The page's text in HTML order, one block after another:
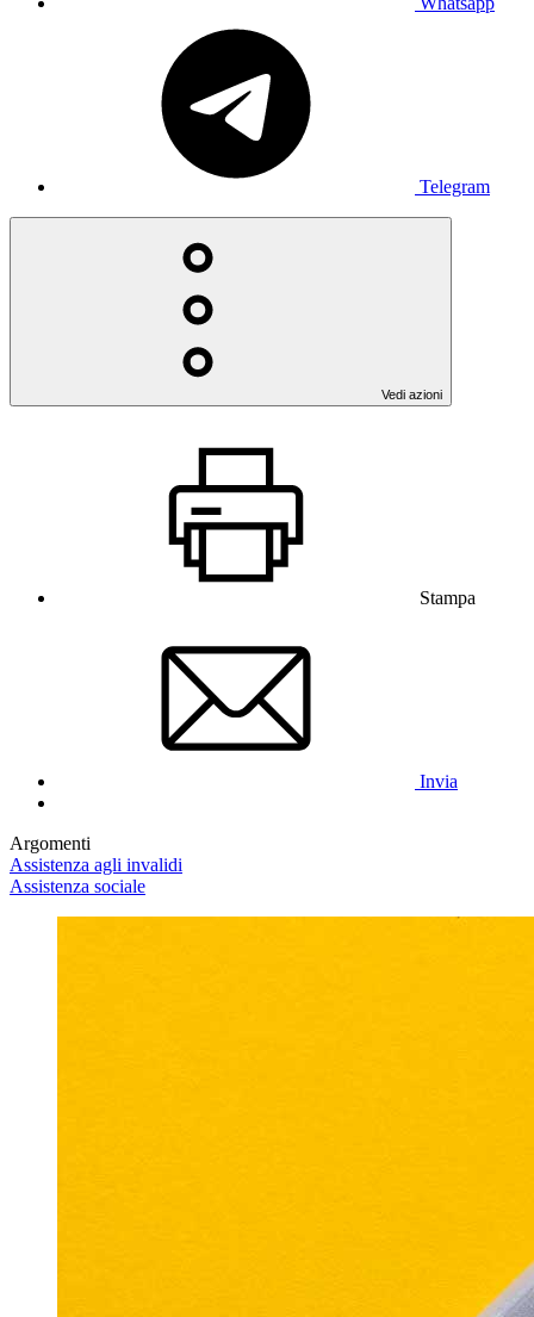
Telegram
Vedi azioni
Stampa
Invia
Argomenti
Assistenza agli invalidi
Assistenza sociale